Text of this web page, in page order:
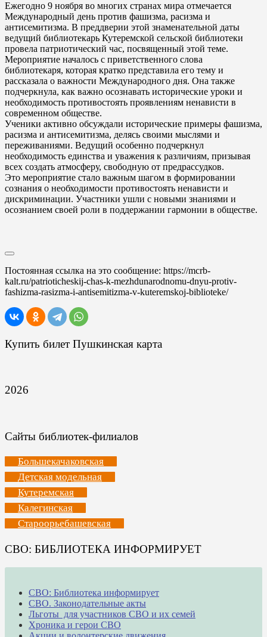
Ежегодно 9 ноября во многих странах мира отмечается
Международный день против фашизма, расизма и
антисемитизма. В преддверии этой знаменательной даты
ведущий библиотекарь Кутеремской сельской библиотеки
провела патриотический час, посвященный этой теме.
Мероприятие началось с приветственного слова
библиотекаря, которая кратко представила его тему и
рассказала о важности Международного дня. Она также
подчеркнула, как важно осознавать исторические уроки и
необходимость противостоять проявлениям ненависти в
современном обществе.
Ученики активно обсуждали исторические примеры фашизма,
расизма и антисемитизма, делясь своими мыслями и
переживаниями. Ведущий особенно подчеркнул
необходимость единства и уважения к различиям, призывая
всех создать атмосферу, свободную от предрассудков.
Это мероприятие стало важным шагом в формировании
сознания о необходимости противостоять ненависти и
дискриминации. Участники ушли с новыми знаниями и
осознанием своей роли в поддержании гармонии в обществе.
Постоянная ссылка на это сообщение: https://mcrb-
kalt.ru/patrioticheskij-chas-k-mezhdunarodnomu-dnyu-protiv-
fashizma-rasizma-i-antisemitizma-v-kuteremskoj-biblioteke/
Купить билет Пушкинская карта
2026
Сайты библиотек-филиалов
Большекачаковская
Детская модельная
Кутеремская
Калегинская
Староорьебашевская
СВО: БИБЛИОТЕКА ИНФОРМИРУЕТ
СВО: Библиотека информирует
СВО. Законодательные акты
Льготы для участников СВО и их семей
Хроника и герои СВО